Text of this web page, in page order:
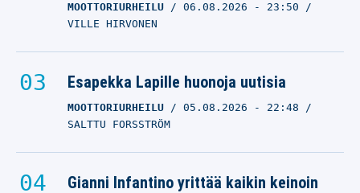
MOOTTORIURHEILU 06.08.2026 - 23:50
VILLE HIRVONEN
Esapekka Lapille huonoja uutisia
MOOTTORIURHEILU 05.08.2026 - 22:48
SALTTU FORSSTRÖM
Gianni Infantino yrittää kaikin keinoin